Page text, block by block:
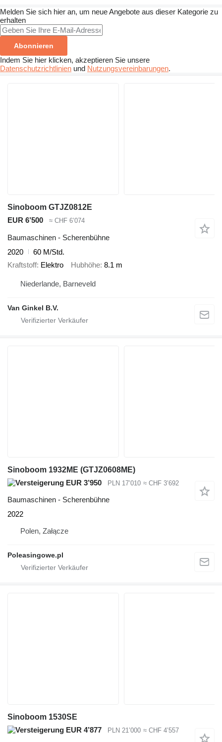
Melden Sie sich hier an, um neue Angebote aus dieser Kategorie zu
erhalten
Abonnieren
Indem Sie hier klicken, akzeptieren Sie unsere
Datenschutzrichtlinien und Nutzungsvereinbarungen.
Sinoboom GTJZ0812E
EUR 6’500
≈ CHF 6’074
Baumaschinen - Scherenbühne
2020
60 M/Std.
Kraftstoff Elektro Hubhöhe 8.1 m
Niederlande, Barneveld
Van Ginkel B.V.
Sinoboom 1932ME (GTJZ0608ME)
EUR 3’950
PLN 17’010 ≈ CHF 3’692
Baumaschinen - Scherenbühne
2022
Polen, Załącze
Poleasingowe.pl
Sinoboom 1530SE
EUR 4’877
PLN 21’000 ≈ CHF 4’557